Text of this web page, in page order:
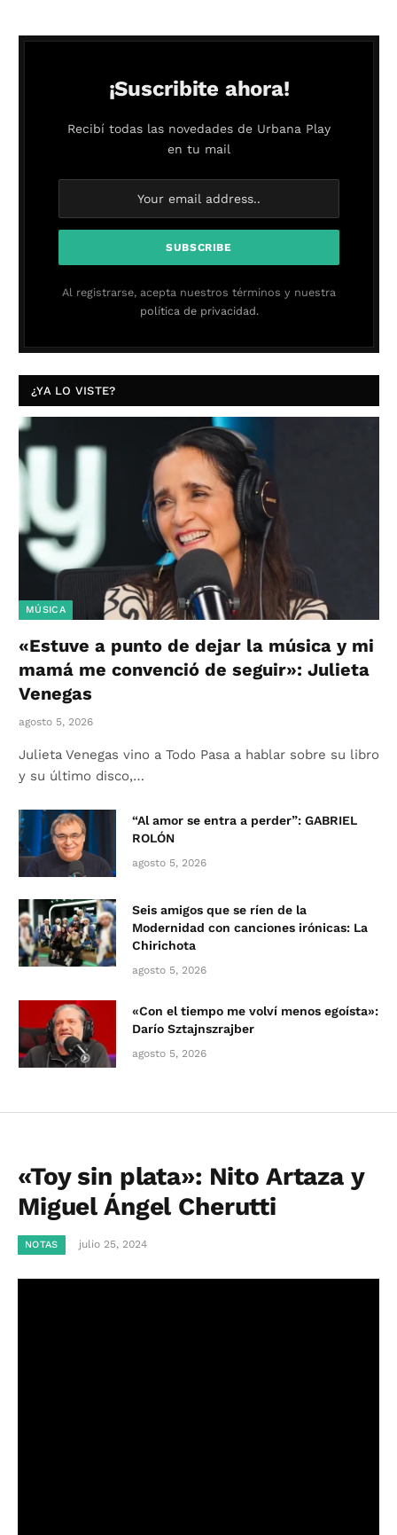
¡Suscribite ahora!
Recibí todas las novedades de Urbana Play
en tu mail
Al registrarse, acepta nuestros términos y nuestra
política de privacidad.
¿YA LO VISTE?
MÚSICA
«Estuve a punto de dejar la música y mi
mamá me convenció de seguir»: Julieta
Venegas
agosto 5, 2026
Julieta Venegas vino a Todo Pasa a hablar sobre su libro
y su último disco,…
“Al amor se entra a perder”: GABRIEL
ROLÓN
agosto 5, 2026
Seis amigos que se ríen de la
Modernidad con canciones irónicas: La
Chirichota
agosto 5, 2026
«Con el tiempo me volví menos egoísta»:
Darío Sztajnszrajber
agosto 5, 2026
«Toy sin plata»: Nito Artaza y
Miguel Ángel Cherutti
NOTAS julio 25, 2024